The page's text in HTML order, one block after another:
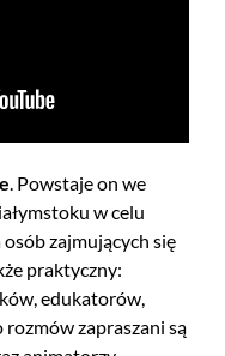
. Powstaje on we
w celu
zajmujących się
praktyczny:
edukatorów,
zapraszani są